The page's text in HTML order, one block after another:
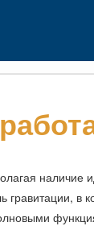
наличие
в